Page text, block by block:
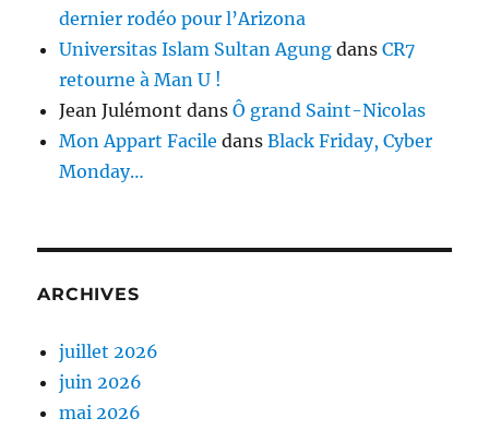
dernier rodéo pour l’Arizona
Universitas Islam Sultan Agung dansCR7
retourne à Man U !
Jean Julémont dansÔ grand Saint-Nicolas
Mon Appart Facile dansBlack Friday, Cyber
Monday…
ARCHIVES
juillet 2026
juin 2026
mai 2026